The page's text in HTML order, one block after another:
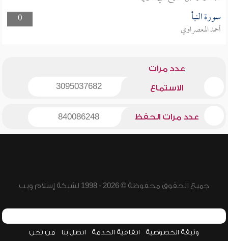
0
سورة النبأ
أحمد المعصراوي
عدد مرات
الاستماع 3095037682
عدد مرات الحفظ 840086248
جميع الحقوق محفوظة © 2026 - 1998 لشبكة إسلام ويب
وثيقة الخصوصية اتفاقية الخدمة اتصل بنا من نحن